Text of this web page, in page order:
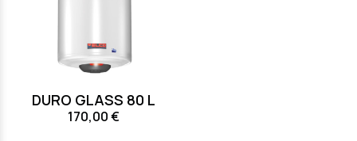
DURO GLASS 80 L
170,00 €